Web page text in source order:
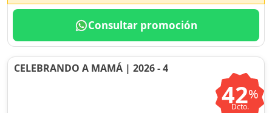
Consultar promoción
CELEBRANDO A MAMÁ | 2026 - 4
42%
Dcto.